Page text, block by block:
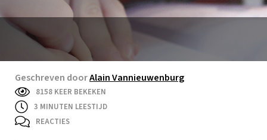
Geschreven doorAlain Vannieuwenburg
8158 KEER BEKEKEN
3 MINUTEN LEESTIJD
REACTIES